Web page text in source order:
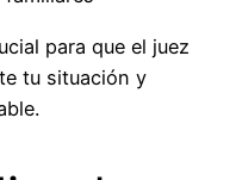
para que el juez
tu situación y